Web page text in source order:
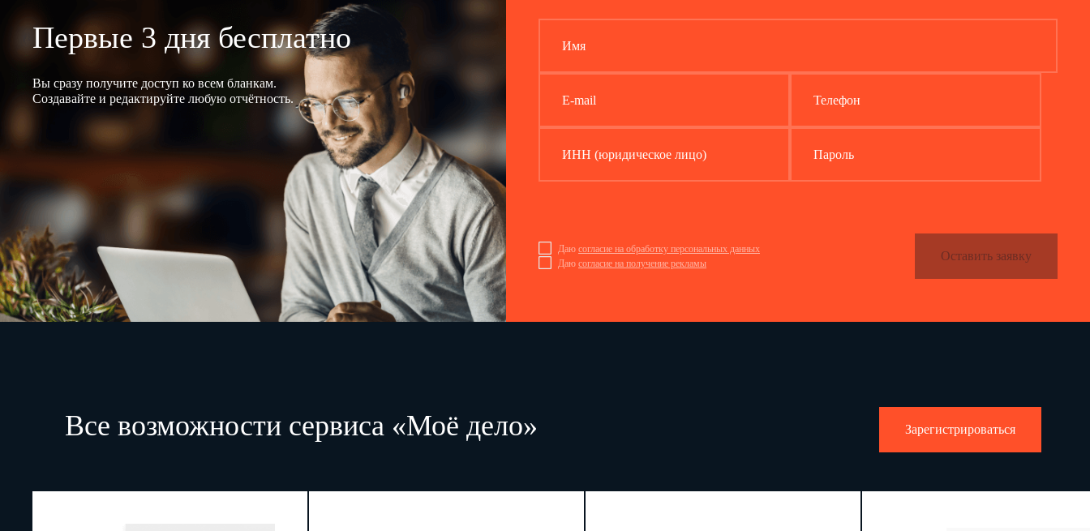
Первые 3 дня бесплатно
Вы сразу получите доступ ко всем бланкам.
Создавайте и редактируйте любую отчётность.
Имя
E-mail Телефон
ИНН (юридическое лицо) Пароль
Даю согласие на обработку персональных данных
Даю согласие на получение рекламы
Оставить заявку
Все возможности сервиса «Моё дело» Зарегистрироваться